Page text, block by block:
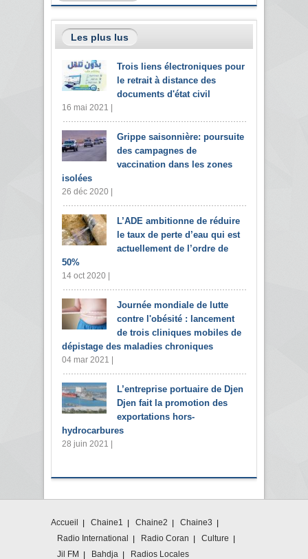
Les plus lus
Trois liens électroniques pour
le retrait à distance des
documents d'état civil
16 mai 2021 |
Grippe saisonnière: poursuite
des campagnes de
vaccination dans les zones
isolées
26 déc 2020 |
L’ADE ambitionne de réduire
le taux de perte d’eau qui est
actuellement de l’ordre de
50%
14 oct 2020 |
Journée mondiale de lutte
contre l'obésité : lancement
de trois cliniques mobiles de
dépistage des maladies chroniques
04 mar 2021 |
L’entreprise portuaire de Djen
Djen fait la promotion des
exportations hors-
hydrocarbures
28 juin 2021 |
Accueil Chaine1 Chaine2
Chaine3
Radio International
Radio Coran
Culture
Jil FM
Bahdja Radios Locales